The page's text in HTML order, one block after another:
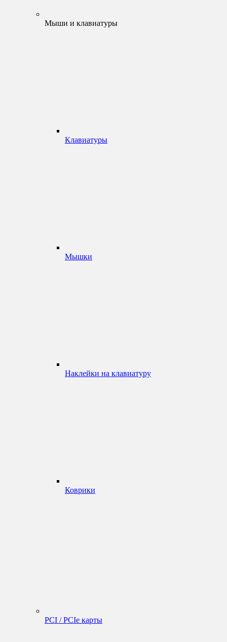
Мыши и клавиатуры
Клавиатуры
Мышки
Наклейки на клавиатуру
Коврики
PCI / PCIe карты